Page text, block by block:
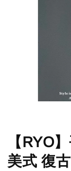
【RYO
美式 復